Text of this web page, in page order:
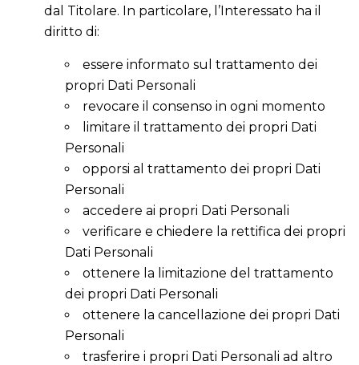
dal Titolare. In particolare, l’Interessato ha il
diritto di:
essere informato sul trattamento dei
propri Dati Personali
revocare il consenso in ogni momento
limitare il trattamento dei propri Dati
Personali
opporsi al trattamento dei propri Dati
Personali
accedere ai propri Dati Personali
verificare e chiedere la rettifica dei propri
Dati Personali
ottenere la limitazione del trattamento
dei propri Dati Personali
ottenere la cancellazione dei propri Dati
Personali
trasferire i propri Dati Personali ad altro